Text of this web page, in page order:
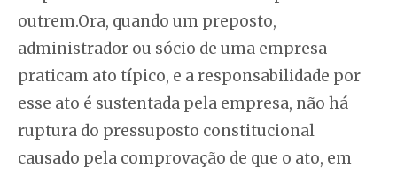
outrem.Ora, quando um preposto,
administrador ou sócio de uma empresa
praticam ato típico, e a responsabilidade por
esse ato é sustentada pela empresa, não há
ruptura do pressuposto constitucional
causado pela comprovação de que o ato, em